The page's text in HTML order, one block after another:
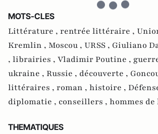
MOTS-CLES
Littérature , rentrée littéraire ,
Kremlin , Moscou , URSS , Giuliano
, librairies , Vladimir Poutine ,
ukraine , Russie , découverte ,
littéraires , roman , histoire ,
diplomatie , conseillers , hommes de
THEMATIQUES